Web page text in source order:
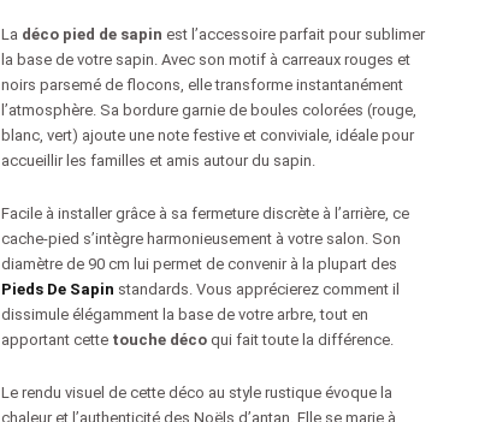
La déco pied de sapin est l’accessoire parfait pour sublimer
la base de votre sapin. Avec son motif à carreaux rouges et
noirs parsemé de flocons, elle transforme instantanément
l’atmosphère. Sa bordure garnie de boules colorées (rouge,
blanc, vert) ajoute une note festive et conviviale, idéale pour
accueillir les familles et amis autour du sapin.
Facile à installer grâce à sa fermeture discrète à l’arrière, ce
cache-pied s’intègre harmonieusement à votre salon. Son
diamètre de 90 cm lui permet de convenir à la plupart des
Pieds De Sapin standards. Vous apprécierez comment il
dissimule élégamment la base de votre arbre, tout en
apportant cette touche décoqui fait toute la différence.
Le rendu visuel de cette déco au style rustique évoque la
chaleur et l’authenticité des Noëls d’antan. Elle se marie à